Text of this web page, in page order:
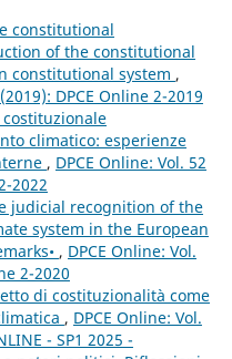
constitutional
of the constitutional
constitutional system ,
DPCE Online 2-2019
climatico: esperienze
, DPCE Online: Vol. 52
2022
judicial recognition of the
system in the European
, DPCE Online: Vol.
2-2020
di costituzionalità come
, DPCE Online: Vol.
- SP1 2025 -